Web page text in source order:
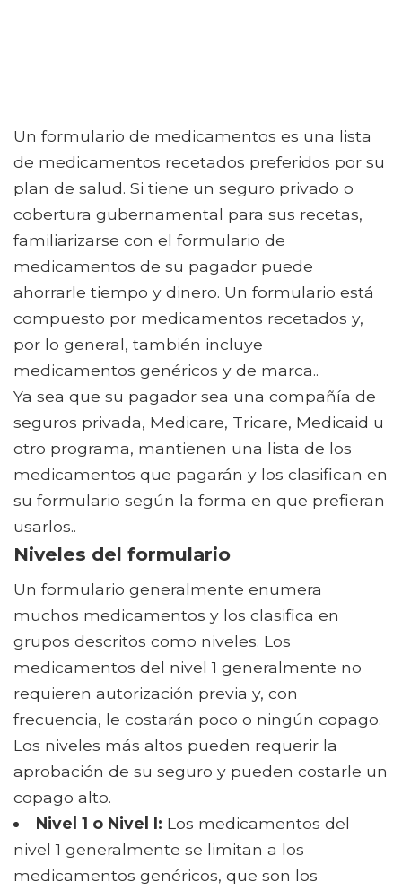
Un formulario de medicamentos es una lista
de medicamentos recetados preferidos por su
plan de salud. Si tiene un seguro privado o
cobertura gubernamental para sus recetas,
familiarizarse con el formulario de
medicamentos de su pagador puede
ahorrarle tiempo y dinero. Un formulario está
compuesto por medicamentos recetados y,
por lo general, también incluye
medicamentos genéricos y de marca..
Ya sea que su pagador sea una compañía de
seguros privada, Medicare, Tricare, Medicaid u
otro programa, mantienen una lista de los
medicamentos que pagarán y los clasifican en
su formulario según la forma en que prefieran
usarlos..
Niveles del formulario
Un formulario generalmente enumera
muchos medicamentos y los clasifica en
grupos descritos como niveles. Los
medicamentos del nivel 1 generalmente no
requieren autorización previa y, con
frecuencia, le costarán poco o ningún copago.
Los niveles más altos pueden requerir la
aprobación de su seguro y pueden costarle un
copago alto.
Nivel 1 o Nivel I: Los medicamentos del
nivel 1 generalmente se limitan a los
medicamentos genéricos, que son los